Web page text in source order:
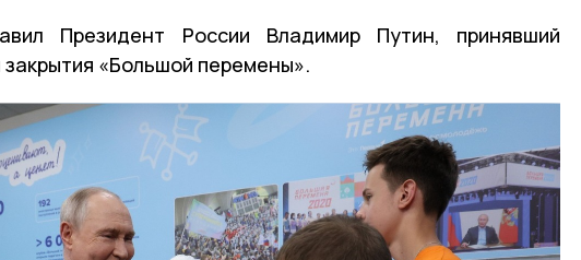
Президент России Владимир Путин, принявший
«Большой перемены».